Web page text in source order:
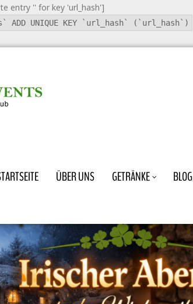
entry '' for key 'url_hash']
ADD UNIQUE KEY `url_hash` (`url_hash`)
ÜBER UNS GETRÄNKE BLOG